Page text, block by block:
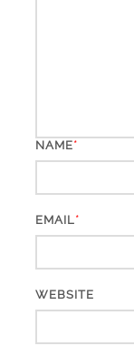
NAME*
EMAIL*
WEBSITE